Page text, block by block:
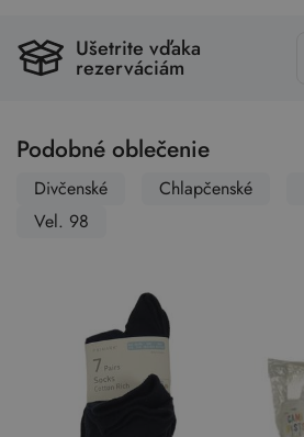
Ušetrite vďaka
rezerváciám
Podobné oblečenie
Divčenské Chlapčenské
Vel. 98